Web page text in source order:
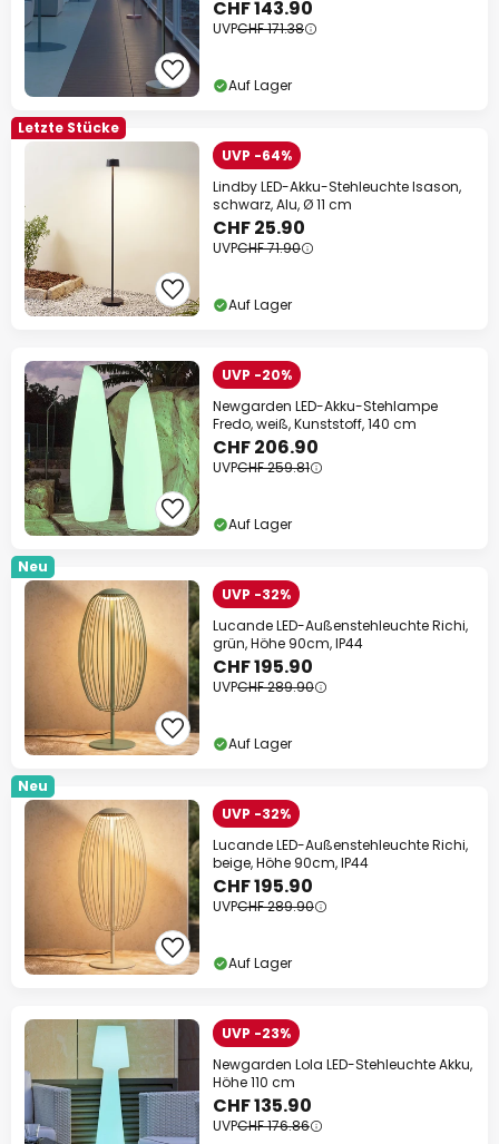
CHF 143.90
UVPCHF 171.38
Auf Lager
Letzte Stücke
UVP -64%
Lindby LED-Akku-Stehleuchte Isason,
schwarz, Alu, Ø 11 cm
CHF 25.90
UVPCHF 71.90
Auf Lager
UVP -20%
Newgarden LED-Akku-Stehlampe
Fredo, weiß, Kunststoff, 140 cm
CHF 206.90
UVPCHF 259.81
Auf Lager
Neu
UVP -32%
Lucande LED-Außenstehleuchte Richi,
grün, Höhe 90cm, IP44
CHF 195.90
UVPCHF 289.90
Auf Lager
Neu
UVP -32%
Lucande LED-Außenstehleuchte Richi,
beige, Höhe 90cm, IP44
CHF 195.90
UVPCHF 289.90
Auf Lager
UVP -23%
Newgarden Lola LED-Stehleuchte Akku,
Höhe 110 cm
CHF 135.90
UVPCHF 176.86